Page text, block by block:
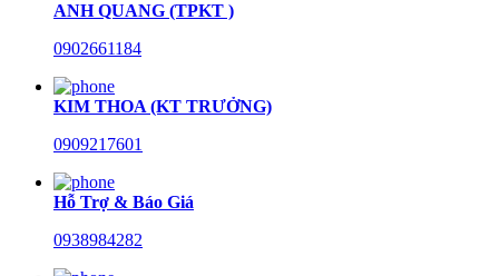
ANH QUANG (TPKT )
0902661184
KIM THOA (KT TRƯỞNG)
0909217601
Hỗ Trợ & Báo Giá
0938984282